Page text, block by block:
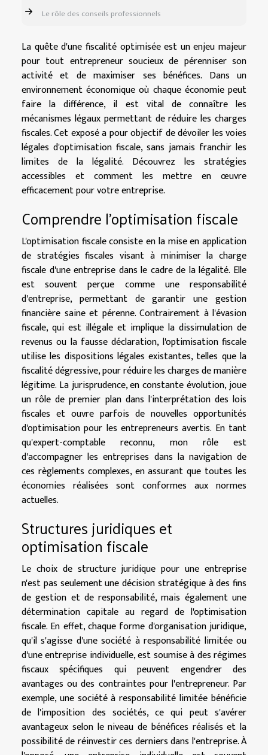
Le rôle des conseils professionnels
La quête d'une fiscalité optimisée est un enjeu majeur
pour tout entrepreneur soucieux de pérenniser son
activité et de maximiser ses bénéfices. Dans un
environnement économique où chaque économie peut
faire la différence, il est vital de connaître les
mécanismes légaux permettant de réduire les charges
fiscales. Cet exposé a pour objectif de dévoiler les voies
légales d'optimisation fiscale, sans jamais franchir les
limites de la légalité. Découvrez les stratégies
accessibles et comment les mettre en œuvre
efficacement pour votre entreprise.
Comprendre l'optimisation fiscale
L'optimisation fiscale consiste en la mise en application
de stratégies fiscales visant à minimiser la charge
fiscale d'une entreprise dans le cadre de la légalité. Elle
est souvent perçue comme une responsabilité
d'entreprise, permettant de garantir une gestion
financière saine et pérenne. Contrairement à l'évasion
fiscale, qui est illégale et implique la dissimulation de
revenus ou la fausse déclaration, l'optimisation fiscale
utilise les dispositions légales existantes, telles que la
fiscalité dégressive, pour réduire les charges de manière
légitime. La jurisprudence, en constante évolution, joue
un rôle de premier plan dans l'interprétation des lois
fiscales et ouvre parfois de nouvelles opportunités
d'optimisation pour les entrepreneurs avertis. En tant
qu'expert-comptable reconnu, mon rôle est
d'accompagner les entreprises dans la navigation de
ces règlements complexes, en assurant que toutes les
économies réalisées sont conformes aux normes
actuelles.
Structures juridiques et
optimisation fiscale
Le choix de structure juridique pour une entreprise
n'est pas seulement une décision stratégique à des fins
de gestion et de responsabilité, mais également une
détermination capitale au regard de l'optimisation
fiscale. En effet, chaque forme d'organisation juridique,
qu'il s'agisse d'une société à responsabilité limitée ou
d'une entreprise individuelle, est soumise à des régimes
fiscaux spécifiques qui peuvent engendrer des
avantages ou des contraintes pour l'entrepreneur. Par
exemple, une société à responsabilité limitée bénéficie
de l'imposition des sociétés, ce qui peut s'avérer
avantageux selon le niveau de bénéfices réalisés et la
possibilité de réinvestir ces derniers dans l'entreprise. À